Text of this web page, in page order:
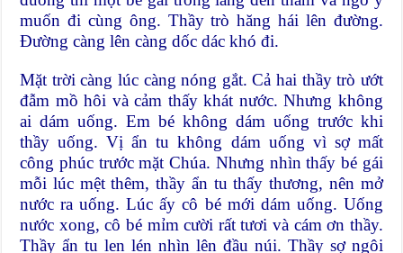
muốn đi cùng ông. Thầy trò hăng hái lên đường.
Đường càng lên càng dốc dác khó đi.
Mặt trời càng lúc càng nóng gắt. Cả hai thầy trò ướt
đẫm mồ hôi và cảm thấy khát nước. Nhưng không
ai dám uống. Em bé không dám uống trước khi
thầy uống. Vị ẩn tu không dám uống vì sợ mất
công phúc trước mặt Chúa. Nhưng nhìn thấy bé gái
mỗi lúc mệt thêm, thầy ẩn tu thấy thương, nên mở
nước ra uống. Lúc ấy cô bé mới dám uống. Uống
nước xong, cô bé mỉm cười rất tươi và cám ơn thầy.
Thầy ẩn tu len lén nhìn lên đầu núi. Thầy sợ ngôi